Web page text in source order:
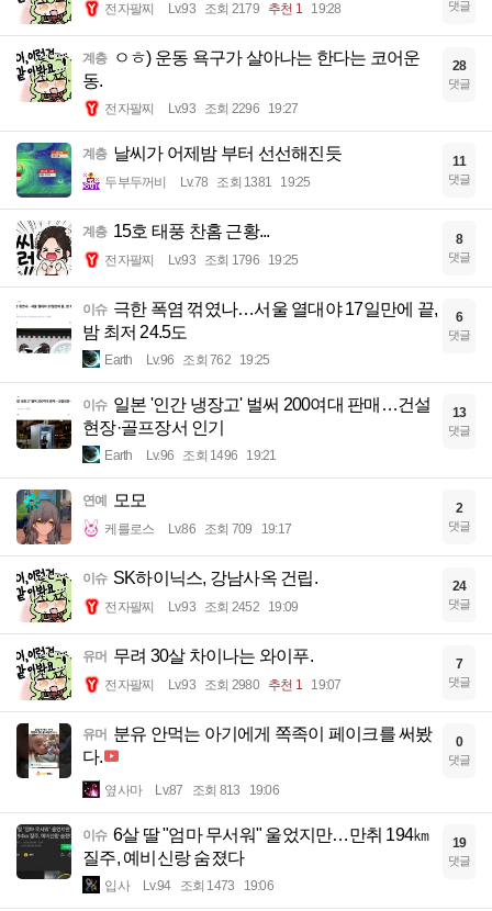
전자팔찌 Lv.93 조회 2179 추천 1 19:28 댓글
계층
ㅇㅎ) 운동 욕구가 살아나는 한다는 코어운
동.
전자팔찌 Lv.93 조회 2296 19:27
28
댓글
계층 날씨가 어제밤 부터 선선해진듯
두부두꺼비 Lv.78 조회 1381 19:25
11
댓글
계층 15호 태풍 찬홈 근황...
전자팔찌 Lv.93 조회 1796 19:25
8
댓글
이슈 극한 폭염 꺾였나…서울 열대야 17일만에 끝,
밤 최저 24.5도
Earth Lv.96 조회 762 19:25
6
댓글
이슈 일본 '인간 냉장고' 벌써 200여대 판매…건설
현장·골프장서 인기
Earth Lv.96 조회 1496 19:21
13
댓글
연예 모모
케를로스 Lv.86 조회 709 19:17
2
댓글
이슈 SK하이닉스, 강남사옥 건립.
전자팔찌 Lv.93 조회 2452 19:09
24
댓글
유머 무려 30살 차이나는 와이푸.
전자팔찌 Lv.93 조회 2980 추천 1 19:07
7
댓글
유머 분유 안먹는 아기에게 쪽족이 페이크를 써봤
다.
옆사마 Lv.87 조회 813 19:06
0
댓글
이슈 6살 딸 "엄마 무서워" 울었지만…만취 194㎞
질주, 예비신랑 숨졌다
입사 Lv.94 조회 1473 19:06
19
댓글